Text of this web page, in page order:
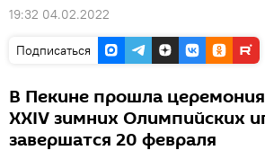
19:32 04.02.2022
Подписаться
В Пекине прошла
XXIV зимних Олимпийских
завершатся 20 февраля